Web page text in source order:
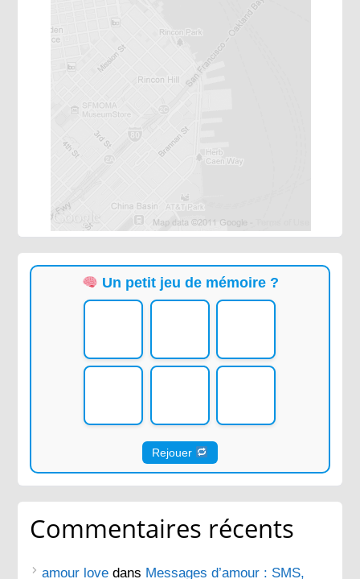
Un petit jeu de mémoire ?
Rejouer
Commentaires récents
amour love dans Messages d’amour : SMS,